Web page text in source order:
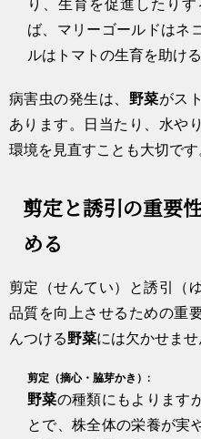
ば、マリーゴールドはネ
ルはトマトの生育を助け
病害虫の発生は、 野菜がス
あります。日当たり、水や
環境を見直すことも大切です
剪定と誘引の重要
める
剪定（せんてい）と誘引（
品質を向上させるための重
んつける野菜には欠かせませ
剪定（摘心・脇芽かき）:
野菜の種類にもよります
とで、株全体の栄養が実